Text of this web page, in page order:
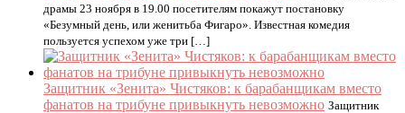
драмы 23 ноября в 19.00 посетителям покажут постановку
«Безумный день, или женитьба Фигаро». Известная комедия
пользуется успехом уже три […]
Защитник «Зенита» Чистяков: к барабанщикам вместо
фанатов на трибуне привыкнуть невозможно Защитник